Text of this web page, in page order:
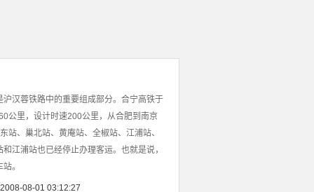
汉蓉铁路中的重要组成部分。合宁高铁于
公里，设计时速200公里，从合肥到南京
站、巢北站、黄庵站、全椒站、江浦站、
江浦站也已经停止办理客运。也就是说，
。
2008-08-01 03:12:27